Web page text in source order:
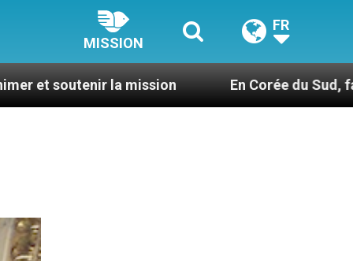
MISSION
FR
mission En Corée du Sud, faire du